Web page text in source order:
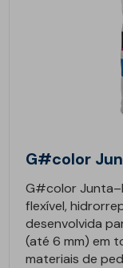
G#color
G#color
flexível,
desenvolvida
(até 6 mm) em
materiais de